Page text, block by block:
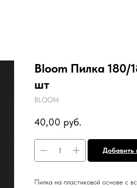
Bloom Пилка 180/
шт
BLOOM
40,00 руб.
Добавить
Пилка на пластиковой основе с